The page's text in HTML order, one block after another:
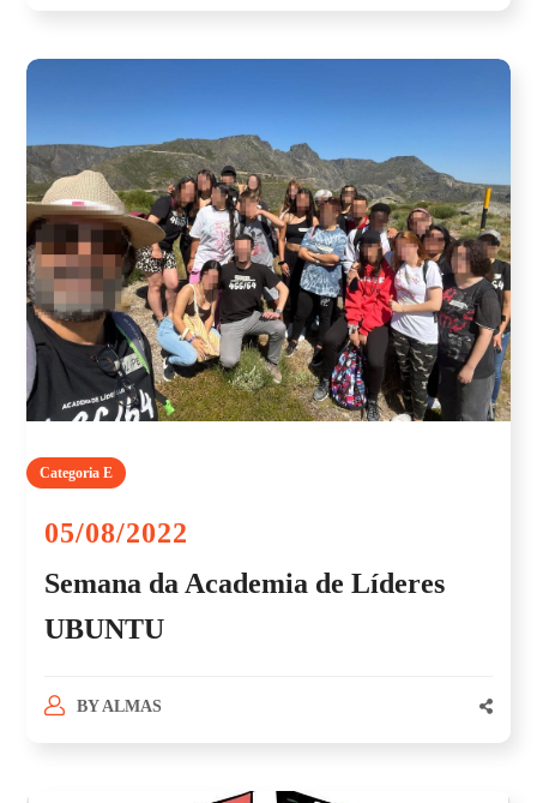
Categoria E
05/08/2022
Semana da Academia de Líderes
UBUNTU
BYALMAS